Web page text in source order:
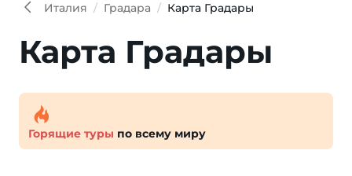
Италия Градара Карта Градары
Карта Градары
Горящие туры по всему миру